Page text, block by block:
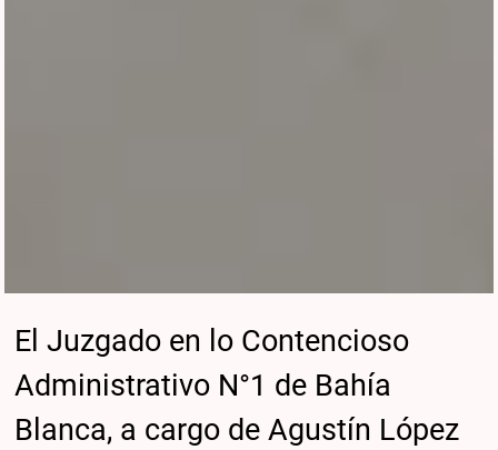
El Juzgado en lo Contencioso
Administrativo N°1 de Bahía
Blanca, a cargo de Agustín López